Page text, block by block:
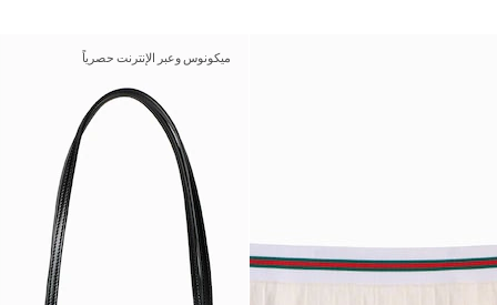
ميكونوس وعبر الإنترنت حصرياً